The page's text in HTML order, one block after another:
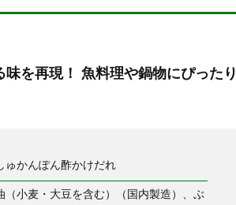
味を再現！ 魚料理や鍋物にぴったり
ゅかんぽん酢かけだれ
（小麦・大豆を含む）（国内製造）、ぶ